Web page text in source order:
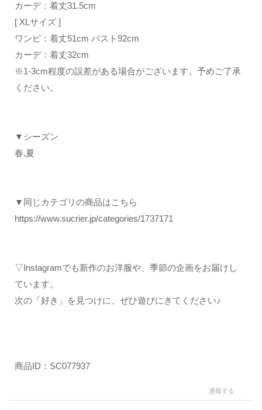
カーデ：着丈31.5cm
[ XLサイズ ]
ワンピ：着丈51cm バスト92cm
カーデ：着丈32cm
※1-3cm程度の誤差がある場合がございます。予めご了承
ください。
▼シーズン
春,夏
▼同じカテゴリの商品はこちら
https://www.sucrier.jp/categories/1737171
▽Instagramでも新作のお洋服や、季節の企画をお届けし
ています。
次の「好き」を見つけに、ぜひ遊びにきてください♪
商品ID：SC077937
通報する